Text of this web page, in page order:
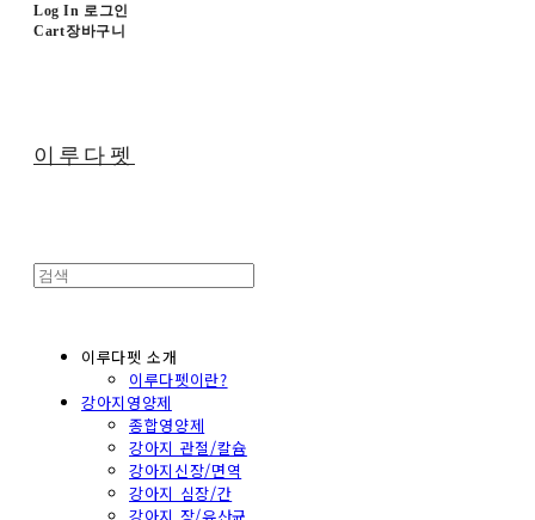
Log In 로그인
Cart장바구니
이루다펫
이루다펫 소개
이루다펫이란?
강아지영양제
종합영양제
강아지 관절/칼슘
강아지신장/면역
강아지 심장/간